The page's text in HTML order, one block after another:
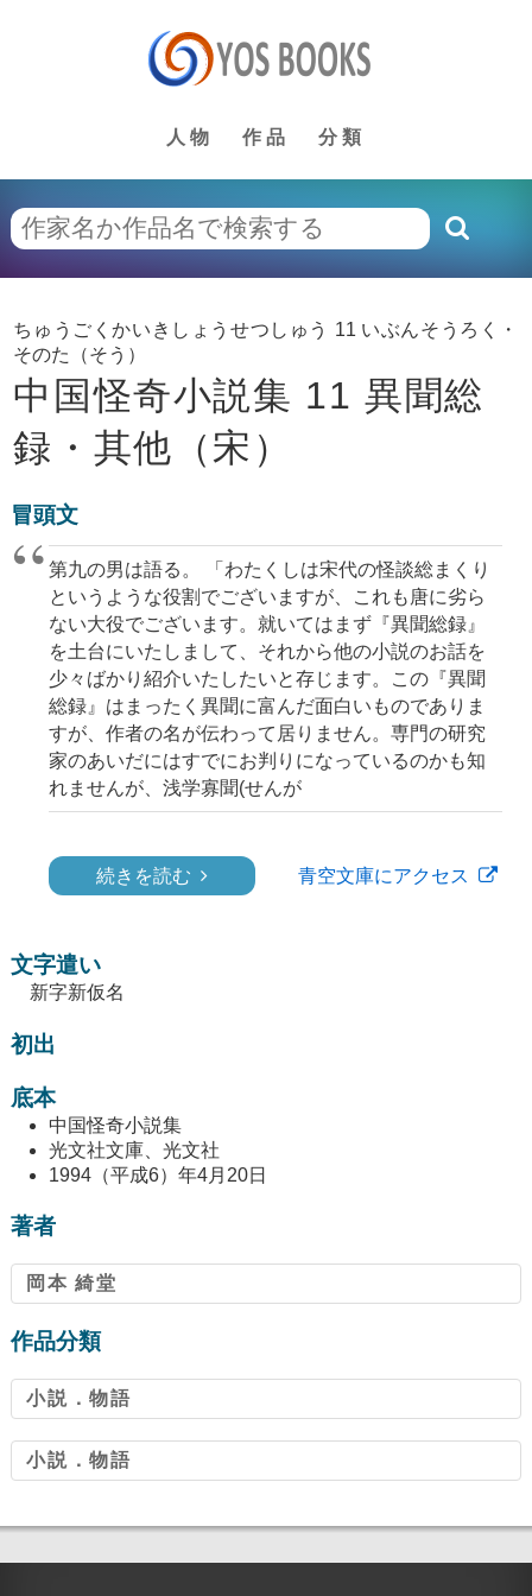
人物 作品 分類
ちゅうごくかいきしょうせつしゅう 11 いぶんそうろく・
そのた（そう）
中国怪奇小説集 11 異聞総
録・其他（宋）
冒頭文
第九の男は語る。 「わたくしは宋代の怪談総まくり
というような役割でございますが、これも唐に劣ら
ない大役でございます。就いてはまず『異聞総録』
を土台にいたしまして、それから他の小説のお話を
少々ばかり紹介いたしたいと存じます。この『異聞
総録』はまったく異聞に富んだ面白いものでありま
すが、作者の名が伝わって居りません。専門の研究
家のあいだにはすでにお判りになっているのかも知
れませんが、浅学寡聞(せんが
続きを読む 青空文庫にアクセス
文字遣い
新字新仮名
初出
底本
中国怪奇小説集
光文社文庫、光文社
1994（平成6）年4月20日
著者
岡本 綺堂
作品分類
小説．物語
小説．物語